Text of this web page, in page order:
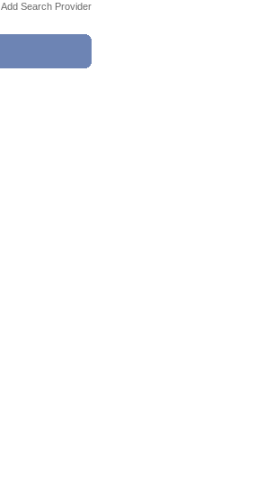
Add Search Provider